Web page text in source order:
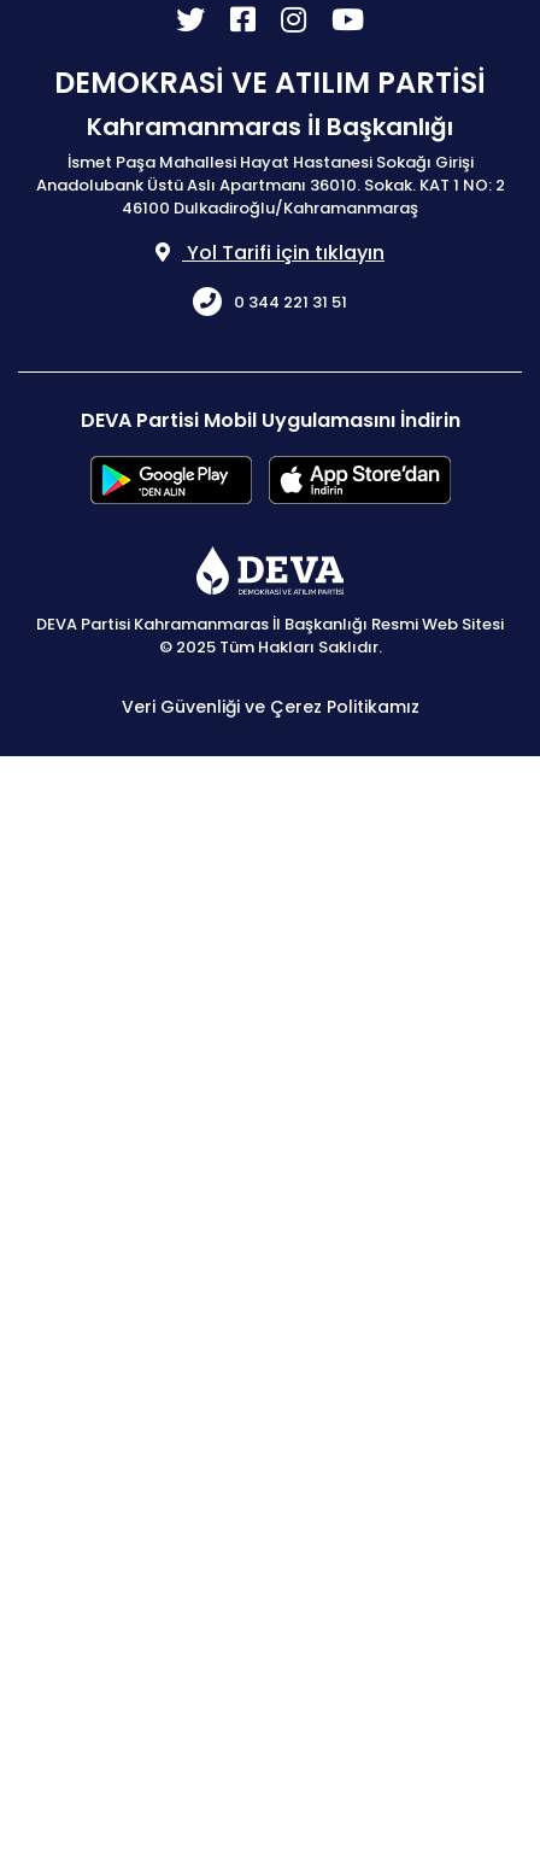
DEMOKRASİ VE ATILIM PARTİSİ
Kahramanmaras İl Başkanlığı
İsmet Paşa Mahallesi Hayat Hastanesi Sokağı Girişi
Anadolubank Üstü Aslı Apartmanı 36010. Sokak. KAT 1 NO: 2
46100 Dulkadiroğlu/Kahramanmaraş
Yol Tarifi için tıklayın
0 344 221 31 51
DEVA Partisi Mobil Uygulamasını İndirin
DEVA Partisi Kahramanmaras İl Başkanlığı Resmi Web Sitesi
© 2025 Tüm Hakları Saklıdır.
Veri Güvenliği ve Çerez Politikamız